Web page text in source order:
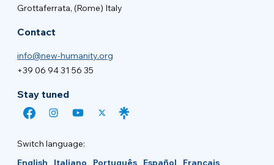
Grottaferrata, (Rome) Italy
Contact
info@new-humanity.org
+39 06 94 31 56 35
Stay tuned
Switch language:
English
Italiano Português Español Français